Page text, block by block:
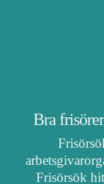
Bra
Frisörsök